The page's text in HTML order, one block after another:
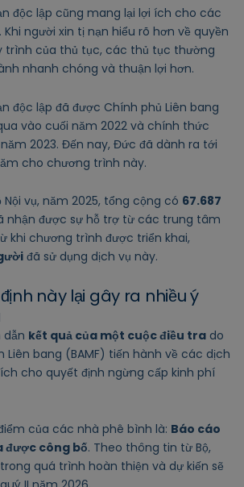
độc lập cũng mang lại lợi ích cho các
người xin tị nạn hiểu rõ hơn về quyền
trình của thủ tục, các thủ tục thường
nhanh chóng và thuận lợi hơn.
độc lập đã được Chính phủ Liên bang
vào cuối năm 2022 và chính thức
2023. Đến nay, Đức đã dành ra tới
cho chương trình này.
Nội vụ, năm 2025, tổng cộng có 67.687
nhận được sự hỗ trợ từ các trung tâm
khi chương trình được triển khai,
đã sử dụng dịch vụ này.
này lại gây ra nhiều ý
dẫn kết quả của một cuộc điều tra do
Liên bang (BAMF) tiến hành về các dịch
cho quyết định ngừng cấp kinh phí
của các nhà phê bình là: Báo cáo
được công bố. Theo thông tin từ Bộ,
quá trình hoàn thiện và dự kiến sẽ